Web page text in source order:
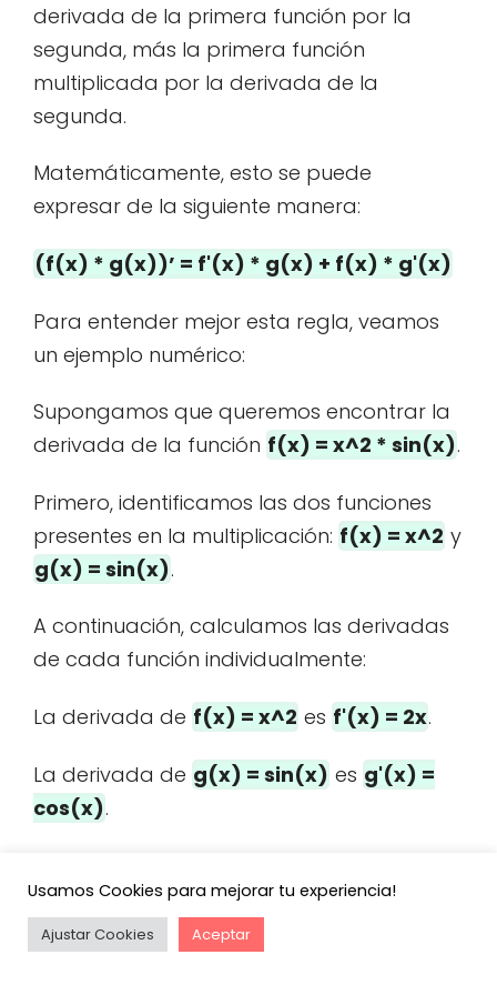
derivada de la primera función por la
segunda, más la primera función
multiplicada por la derivada de la
segunda.
Matemáticamente, esto se puede
expresar de la siguiente manera:
(f(x) * g(x))’ = f'(x) * g(x) + f(x) * g'(x)
Para entender mejor esta regla, veamos
un ejemplo numérico:
Supongamos que queremos encontrar la
derivada de la función f(x) = x^2 * sin(x).
Primero, identificamos las dos funciones
presentes en la multiplicación: f(x) = x^2 y
g(x) = sin(x).
A continuación, calculamos las derivadas
de cada función individualmente:
La derivada de f(x) = x^2 es f'(x) = 2x.
La derivada de g(x) = sin(x) es g'(x) =
cos(x).
(f(x) * g(x))’ = f'(x) * g(x) + f(x) * g'(x)
Usamos Cookies para mejorar tu experiencia!
Ajustar Cookies Aceptar